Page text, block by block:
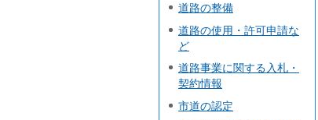
道路の整備
道路の使用・許可申請な
ど
道路事業に関する入札・
契約情報
市道の認定